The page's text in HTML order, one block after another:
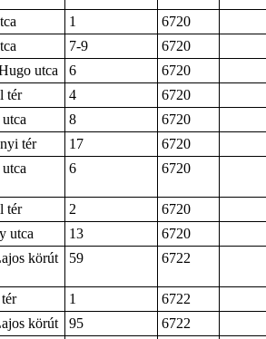
1
6720
7-9
6720
utca 6
6720
tér 4
6720
8
6720
tér 17
6720
6 6720
tér 2
6720
utca 13
6720
körút 59 6722
1
6722
körút 95
6722